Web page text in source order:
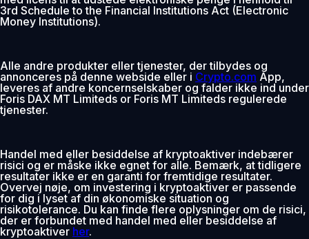
3rd Schedule to the Financial Institutions Act (Electronic
Money Institutions).
Alle andre produkter eller tjenester, der tilbydes og
annonceres på denne webside eller i Crypto.com App,
leveres af andre koncernselskaber og falder ikke ind under
Foris DAX MT Limiteds or Foris MT Limiteds regulerede
tjenester.
Handel med eller besiddelse af kryptoaktiver indebærer
risici og er måske ikke egnet for alle. Bemærk, at tidligere
resultater ikke er en garanti for fremtidige resultater.
Overvej nøje, om investering i kryptoaktiver er passende
for dig i lyset af din økonomiske situation og
risikotolerance. Du kan finde flere oplysninger om de risici,
der er forbundet med handel med eller besiddelse af
kryptoaktiver her.